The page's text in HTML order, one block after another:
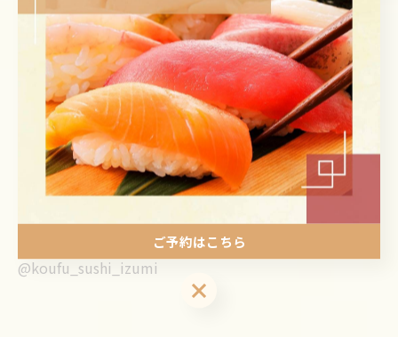
ディナー🍽𝟣𝟩時〜22時（𝖫.𝖮 & 最終入店21時）
山梨県甲府市飯田𝟦-𝟣-𝟦
𝟢𝟧𝟧-𝟤𝟤𝟨-𝟨𝟧𝟦𝟧
🍣🍣🍣🍣🍣🍣🍣🍣🍣🍣
@koufu_sushi_izumi
ご予約はこちら
ご予約はこちら